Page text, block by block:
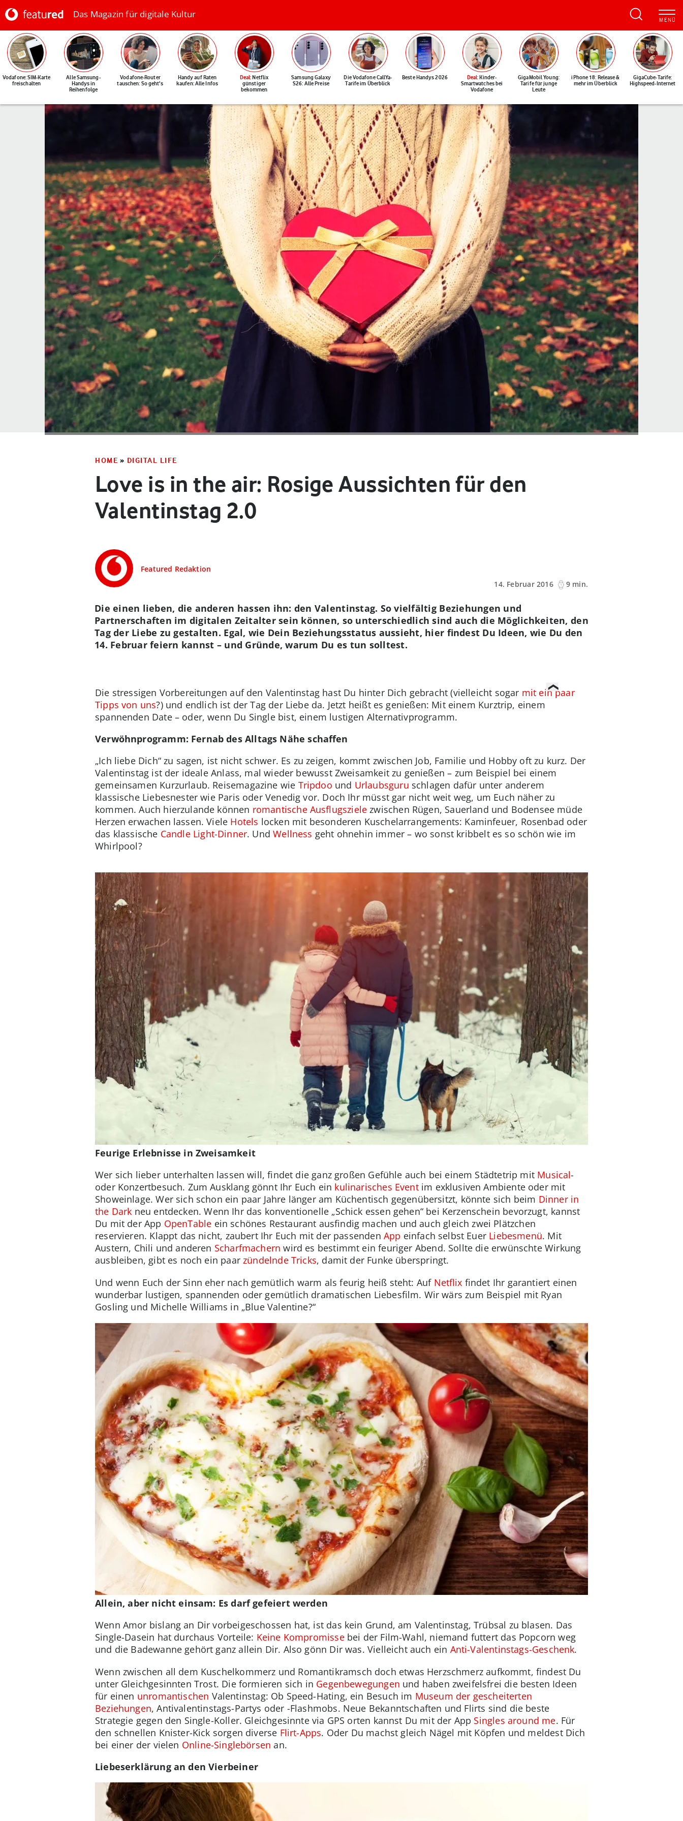
Das Magazin für digitale Kultur
Vodafone: SIM-Karte
freischalten
Alle Samsung-
Handys in
Reihenfolge
Vodafone-Router
tauschen: So geht's
Handy auf Raten
kaufen: Alle Infos
Deal: Netflix
günstiger
bekommen
Samsung Galaxy
S26: Alle Preise
Die Vodafone CallYa-
Tarife im Überblick
Beste Handys 2026 Deal: Kinder-
Smartwatches bei
Vodafone
GigaMobil Young:
Tarife für junge
Leute
iPhone 18: Release &
mehr im Überblick
GigaCube-Tarife:
Highspeed-Internet
HOME » DIGITAL LIFE
Love is in the air: Rosige Aussichten für den
Valentinstag 2.0
Featured Redaktion
14. Februar 2016
9 min.
Die einen lieben, die anderen hassen ihn: den Valentinstag. So vielfältig Beziehungen und
Partnerschaften im digitalen Zeitalter sein können, so unterschiedlich sind auch die Möglichkeiten, den
Tag der Liebe zu gestalten. Egal, wie Dein Beziehungsstatus aussieht, hier findest Du Ideen, wie Du den
14. Februar feiern kannst – und Gründe, warum Du es tun solltest.
Die stressigen Vorbereitungen auf den Valentinstag hast Du hinter Dich gebracht (vielleicht sogar mit ein paar
Tipps von uns?) und endlich ist der Tag der Liebe da. Jetzt heißt es genießen: Mit einem Kurztrip, einem
spannenden Date – oder, wenn Du Single bist, einem lustigen Alternativprogramm.
Verwöhnprogramm: Fernab des Alltags Nähe schaffen
„Ich liebe Dich“ zu sagen, ist nicht schwer. Es zu zeigen, kommt zwischen Job, Familie und Hobby oft zu kurz. Der
Valentinstag ist der ideale Anlass, mal wieder bewusst Zweisamkeit zu genießen – zum Beispiel bei einem
gemeinsamen Kurzurlaub. Reisemagazine wie Tripdoo und Urlaubsguru schlagen dafür unter anderem
klassische Liebesnester wie Paris oder Venedig vor. Doch Ihr müsst gar nicht weit weg, um Euch näher zu
kommen. Auch hierzulande können romantische Ausflugsziele zwischen Rügen, Sauerland und Bodensee müde
Herzen erwachen lassen. Viele Hotels locken mit besonderen Kuschelarrangements: Kaminfeuer, Rosenbad oder
das klassische Candle Light-Dinner. UndWellness geht ohnehin immer – wo sonst kribbelt es so schön wie im
Whirlpool?
Feurige Erlebnisse in Zweisamkeit
Wer sich lieber unterhalten lassen will, findet die ganz großen Gefühle auch bei einem Städtetrip mit Musical-
oder Konzertbesuch. Zum Ausklang gönnt Ihr Euch ein kulinarisches Eventim exklusiven Ambiente oder mit
Showeinlage. Wer sich schon ein paar Jahre länger am Küchentisch gegenübersitzt, könnte sich beim Dinner in
the Dark neu entdecken. Wenn Ihr das konventionelle „Schick essen gehen“ bei Kerzenschein bevorzugt, kannst
Du mit der App OpenTable ein schönes Restaurant ausfindig machen und auch gleich zwei Plätzchen
reservieren. Klappt das nicht, zaubert Ihr Euch mit der passenden App einfach selbst Euer Liebesmenü. Mit
Austern, Chili und anderen Scharfmachern wird es bestimmt ein feuriger Abend. Sollte die erwünschte Wirkung
ausbleiben, gibt es noch ein paar zündelnde Tricks, damit der Funke überspringt.
Und wenn Euch der Sinn eher nach gemütlich warm als feurig heiß steht: Auf Netflix findet Ihr garantiert einen
wunderbar lustigen, spannenden oder gemütlich dramatischen Liebesfilm. Wir wärs zum Beispiel mit Ryan
Gosling und Michelle Williams in „Blue Valentine?“
Allein, aber nicht einsam: Es darf gefeiert werden
Wenn Amor bislang an Dir vorbeigeschossen hat, ist das kein Grund, am Valentinstag, Trübsal zu blasen. Das
Single-Dasein hat durchaus Vorteile: Keine Kompromissebei der Film-Wahl, niemand futtert das Popcorn weg
und die Badewanne gehört ganz allein Dir. Also gönn Dir was. Vielleicht auch ein Anti-Valentinstags-Geschenk.
Wenn zwischen all dem Kuschelkommerz und Romantikramsch doch etwas Herzschmerz aufkommt, findest Du
unter Gleichgesinnten Trost. Die formieren sich in Gegenbewegungen und haben zweifelsfrei die besten Ideen
für einen unromantischen Valentinstag: Ob Speed-Hating, ein Besuch im Museum der gescheiterten
Beziehungen, Antivalentinstags-Partys oder -Flashmobs. Neue Bekanntschaften und Flirts sind die beste
Strategie gegen den Single-Koller. Gleichgesinnte via GPS orten kannst Du mit der App Singles around me. Für
den schnellen Knister-Kick sorgen diverse Flirt-Apps. Oder Du machst gleich Nägel mit Köpfen und meldest Dich
bei einer der vielen Online-Singlebörsen an.
Liebeserklärung an den Vierbeiner